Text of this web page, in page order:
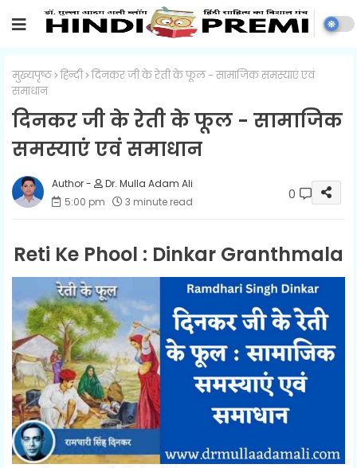
मुख्यपृष्ठ हिन्दी दिनकर जी के रेती के फूल - सामाजिक समस्याएं एवं
समाधान
दिनकर जी के रेती के फूल - सामाजिक
समस्याएं एवं समाधान
Dr. Mulla Adam Ali
5:00 pm
3 minute read 0
Reti Ke Phool : Dinkar Granthmala